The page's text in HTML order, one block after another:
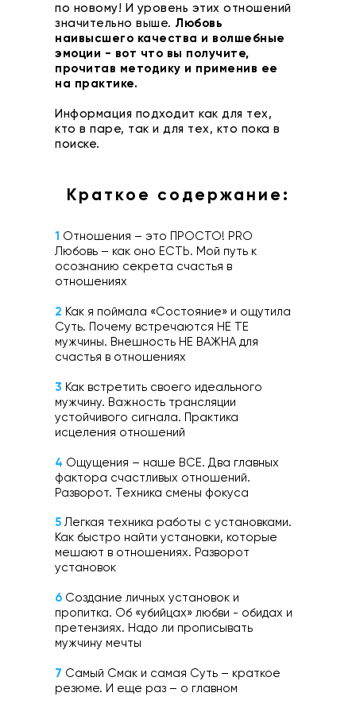
по новому! И уровень этих отношений
значительно выше. Любовь
наивысшего качества и волшебные
эмоции - вот что вы получите,
прочитав методику и применив ее
на практике.
Информация подходит как для тех,
кто в паре, так и для тех, кто пока в
поиске.
1 Отношения – это ПРОСТО! PRO
Любовь – как оно ЕСТЬ. Мой путь к
осознанию секрета счастья в
отношениях
2 Как я поймала «Состояние» и ощутила
Суть. Почему встречаются НЕ ТЕ
мужчины. Внешность НЕ ВАЖНА для
счастья в отношениях
3 Как встретить своего идеального
мужчину. Важность трансляции
устойчивого сигнала. Практика
исцеления отношений
4 Ощущения – наше ВСЕ. Два главных
фактора счастливых отношений.
Разворот. Техника смены фокуса
5 Легкая техника работы с установками.
Как быстро найти установки, которые
мешают в отношениях. Разворот
установок
6 Создание личных установок и
пропитка. Об «убийцах» любви - обидах и
претензиях. Надо ли прописывать
мужчину мечты
7 Самый Смак и самая Суть – краткое
резюме. И еще раз – о главном
Краткое содержание: